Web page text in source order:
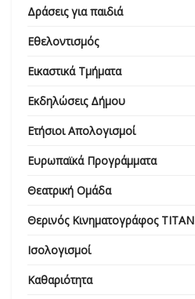
Δράσεις για παιδιά
Εθελοντισμός
Εικαστικά Τμήματα
Εκδηλώσεις Δήμου
Ετήσιοι Απολογισμοί
Ευρωπαϊκά Προγράμματα
Θεατρική Ομάδα
Θερινός Κινηματογράφος ΤΙΤΑΝ
Ισολογισμοί
Καθαριότητα